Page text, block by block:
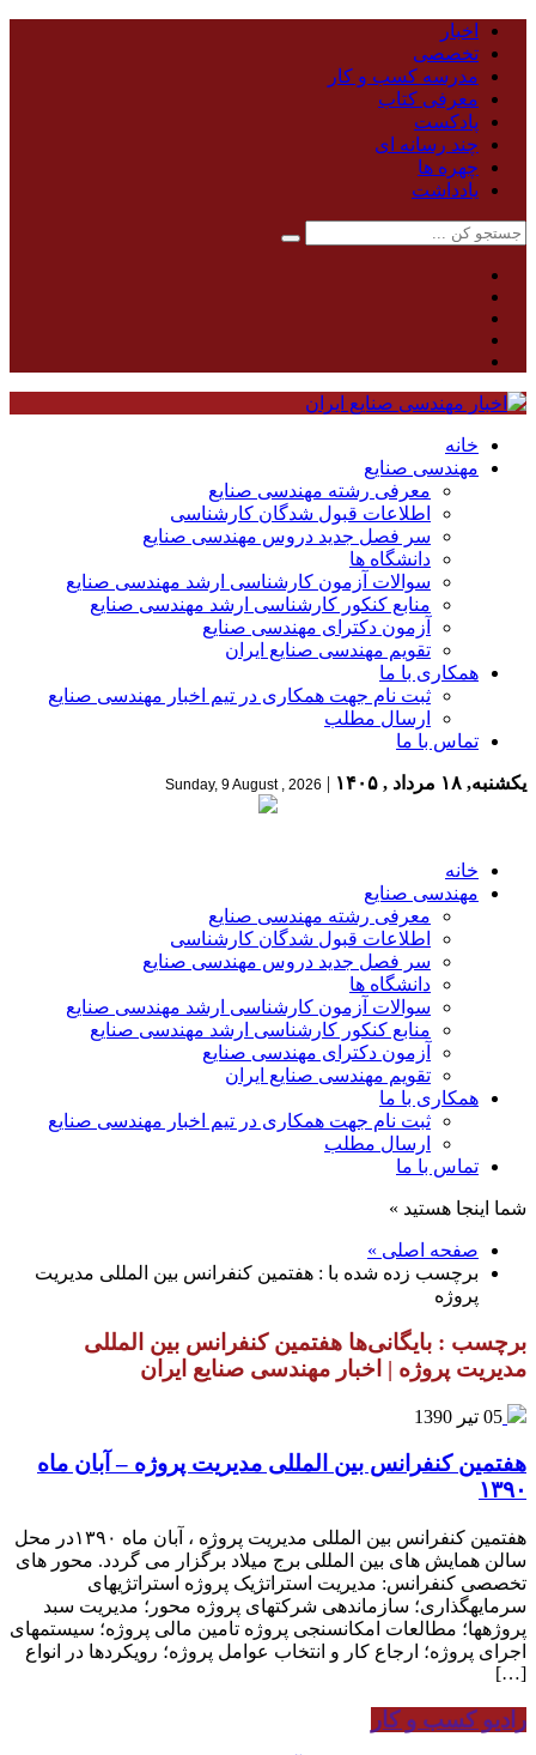
اخبار
تخصصی
مدرسه کسب و کار
معرفی کتاب
پادکست
چند رسانه ای
چهره ها
یادداشت
خانه
مهندسی صنایع
معرفی رشته مهندسی صنایع
اطلاعات قبول شدگان کارشناسی
سر فصل جدید دروس مهندسی صنایع
دانشگاه ها
سوالات آزمون کارشناسی ارشد مهندسی صنایع
منابع کنکور کارشناسی ارشد مهندسی صنایع
آزمون دکترای مهندسی صنایع
تقویم مهندسی صنایع ایران
همکاری با ما
ثبت نام جهت همکاری در تیم اخبار مهندسی صنایع
ارسال مطلب
تماس با ما
یکشنبه, ۱۸ مرداد , ۱۴۰۵ |
Sunday, 9 August , 2026
خانه
مهندسی صنایع
معرفی رشته مهندسی صنایع
اطلاعات قبول شدگان کارشناسی
سر فصل جدید دروس مهندسی صنایع
دانشگاه ها
سوالات آزمون کارشناسی ارشد مهندسی صنایع
منابع کنکور کارشناسی ارشد مهندسی صنایع
آزمون دکترای مهندسی صنایع
تقویم مهندسی صنایع ایران
همکاری با ما
ثبت نام جهت همکاری در تیم اخبار مهندسی صنایع
ارسال مطلب
تماس با ما
شما اینجا هستید »
صفحه اصلی »
برچسب زده شده با : هفتمين کنفرانس بين المللی مديريت
پروژه
برچسب : بایگانی‌ها هفتمين کنفرانس بين المللی
مديريت پروژه | اخبار مهندسی صنایع ایران
05 تیر 1390
هفتمین کنفرانس بین المللی مدیریت پروژه – آبان ماه
۱۳۹۰
هفتمین کنفرانس بین المللی مدیریت پروژه ،‌ آبان ماه ۱۳۹۰در محل
سالن همایش های بین المللی برج میلاد برگزار می گردد. محور های
تخصصی کنفرانس: مدیریت استراتژیک پروژه استراتژی‏های
سرمایه‏گذاری؛ سازماندهی شرکت‏های پروژه محور؛ مدیریت سبد
پروژه‏ها؛ مطالعات امکان‏سنجی پروژه تامین مالی پروژه؛ سیستم‏های
اجرای پروژه؛ ارجاع کار و انتخاب عوامل پروژه؛ رویکردها در انواع
[…]
رادیو کسب و کار